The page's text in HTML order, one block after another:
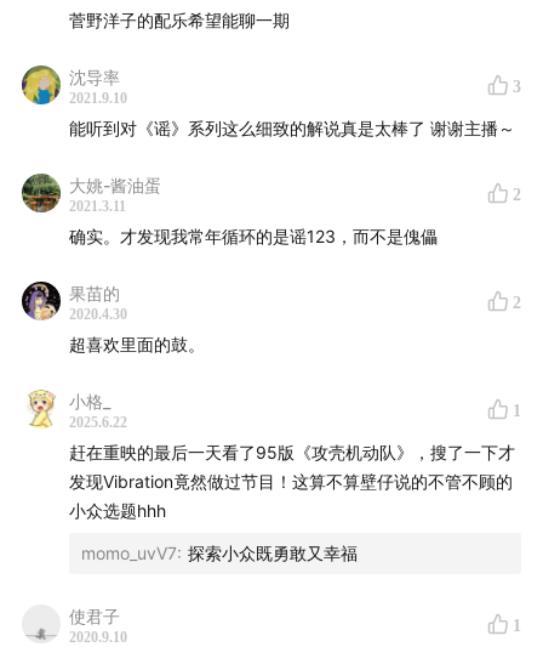
的美和感动。
🎯 商务、媒体合作：添加微信 rdlswl23333，请备注
至：relic_ice@icloud.com
菅野洋子的配乐希望能聊一期
沈导率
2021.9.10
3
能听到对《谣》系列这么细致的解说真是太棒了 谢谢主播～
大姚-酱油蛋
2021.3.11
2
确实。才发现我常年循环的是谣123，而不是傀儡
果苗的
2020.4.30
2
超喜欢里面的鼓。
小格_
2025.6.22
1
赶在重映的最后一天看了95版《攻壳机动队》，搜了一下才
发现Vibration竟然做过节目！这算不算壁仔说的不管不顾的
小众选题hhh
momo_uvV7: 探索小众既勇敢又幸福
使君子
2020.9.10
1